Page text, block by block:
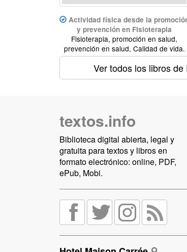
Actividad física desde la
y prevención en Fisioterapia
Fisioterapia, promoción en salud,
prevención en salud, Calidad de vida.
Ver todos los librosde
textos.info
Biblioteca digital abierta, legal y
gratuita para textos y libros en
formato electrónico: online, PDF,
ePub, Mobi.